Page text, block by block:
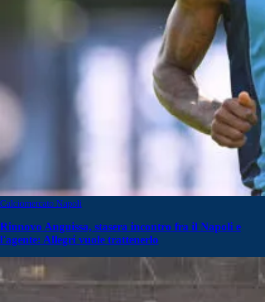
Calciomercato Napoli
Rinnovo Anguissa, stasera incontro fra il Napoli e
l'agente: Allegri vuole trattenerlo